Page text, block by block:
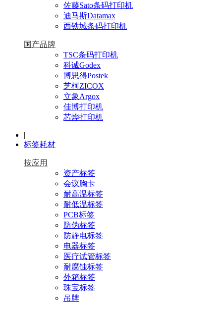
佐藤Sato条码打印机
迪马斯Datamax
西铁城条码打印机
国产品牌
TSC条码打印机
科诚Godex
博思得Postek
芝柯ZICOX
立象Argox
佳博打印机
芯烨打印机
|
标签耗材
按应用
资产标签
会议胸卡
耐高温标签
耐低温标签
PCB标签
防伪标签
防静电标签
电器标签
医疗试管标签
耐腐蚀标签
外箱标签
珠宝标签
吊牌